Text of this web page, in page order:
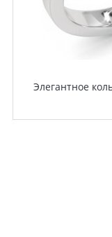
Элегантное